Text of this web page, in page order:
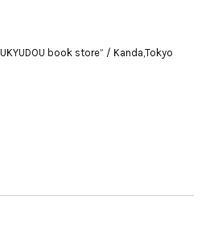
book store” / Kanda,Tokyo